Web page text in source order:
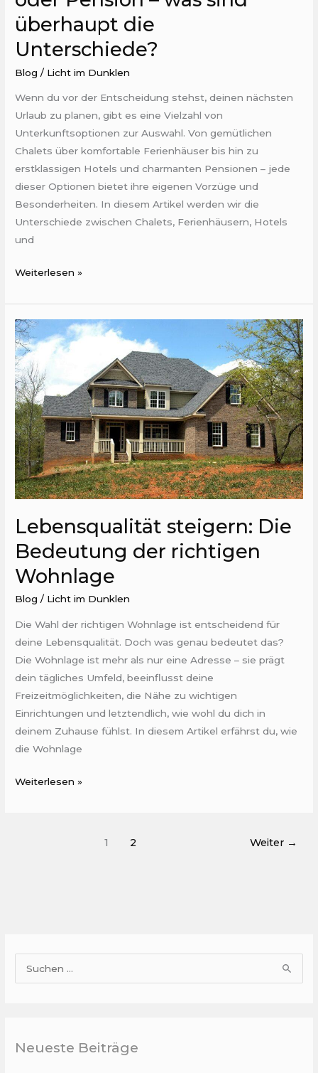
überhaupt die
Unterschiede?
Blog / Licht im Dunklen
Wenn du vor der Entscheidung stehst, deinen nächsten
Urlaub zu planen, gibt es eine Vielzahl von
Unterkunftsoptionen zur Auswahl. Von gemütlichen
Chalets über komfortable Ferienhäuser bis hin zu
erstklassigen Hotels und charmanten Pensionen – jede
dieser Optionen bietet ihre eigenen Vorzüge und
Besonderheiten. In diesem Artikel werden wir die
Unterschiede zwischen Chalets, Ferienhäusern, Hotels
und
Weiterlesen »
Lebensqualität steigern: Die
Bedeutung der richtigen
Wohnlage
Blog / Licht im Dunklen
Die Wahl der richtigen Wohnlage ist entscheidend für
deine Lebensqualität. Doch was genau bedeutet das?
Die Wohnlage ist mehr als nur eine Adresse – sie prägt
dein tägliches Umfeld, beeinflusst deine
Freizeitmöglichkeiten, die Nähe zu wichtigen
Einrichtungen und letztendlich, wie wohl du dich in
deinem Zuhause fühlst. In diesem Artikel erfährst du, wie
die Wohnlage
Lebensqualität
steigern:
Die
Bedeutung
der
richtigen
Wohnlage
Weiterlesen »
1 2 Weiter →
e
Neueste Beiträge